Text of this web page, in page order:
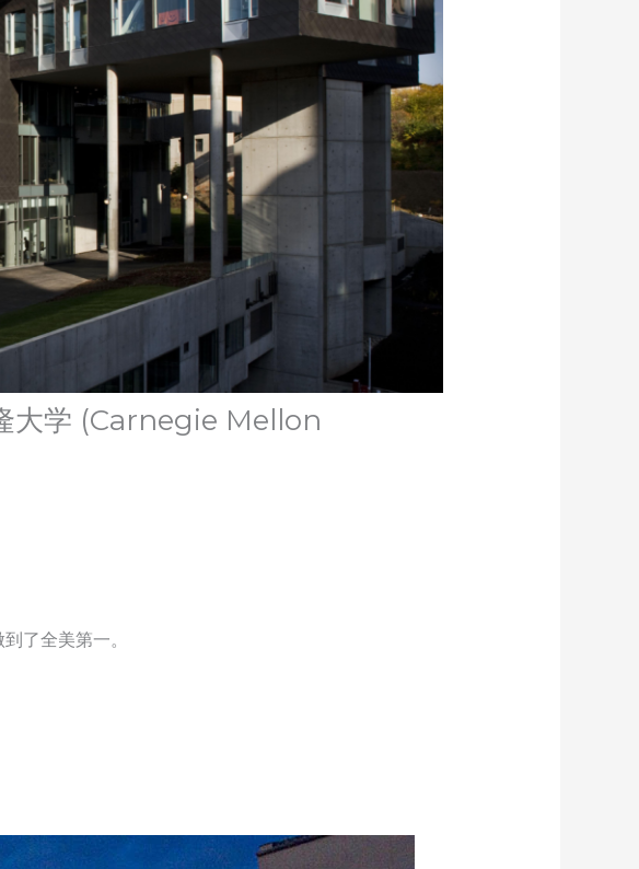
大学 (Carnegie Mellon
了全美第一。